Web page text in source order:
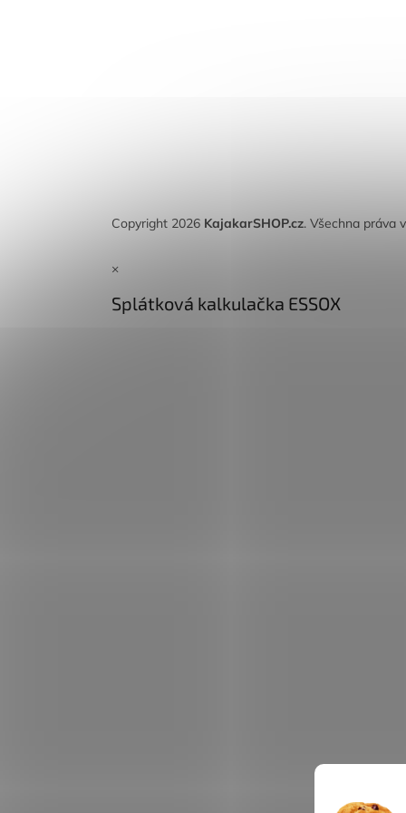
Copyright 2026 KajakarSHOP.cz. Všechna práva
×
Splátková kalkulačka ESSOX